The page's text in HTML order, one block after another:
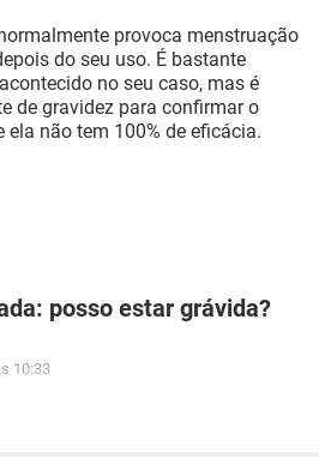
provoca menstruação
do seu uso. É bastante
no seu caso, mas é
de gravidez para confirmar o
não tem 100% de eficácia.
posso estar grávida?
10:33